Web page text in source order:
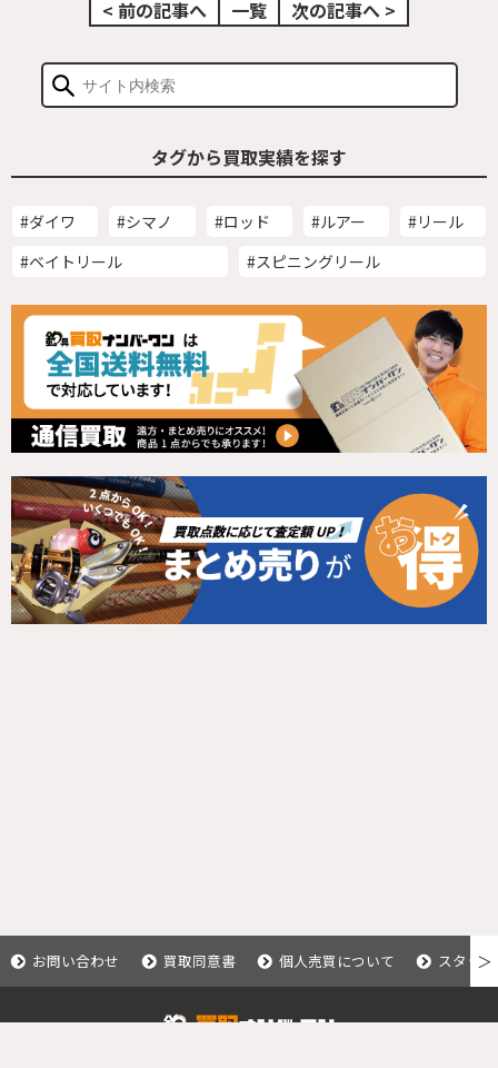
< 前の記事へ 一覧 次の記事へ >
タグから買取実績を探す
#ダイワ #シマノ #ロッド #ルアー
#リール
#ベイトリール
#スピニングリール
お問い合わせ 買取同意書 個人売買について スタッ＞